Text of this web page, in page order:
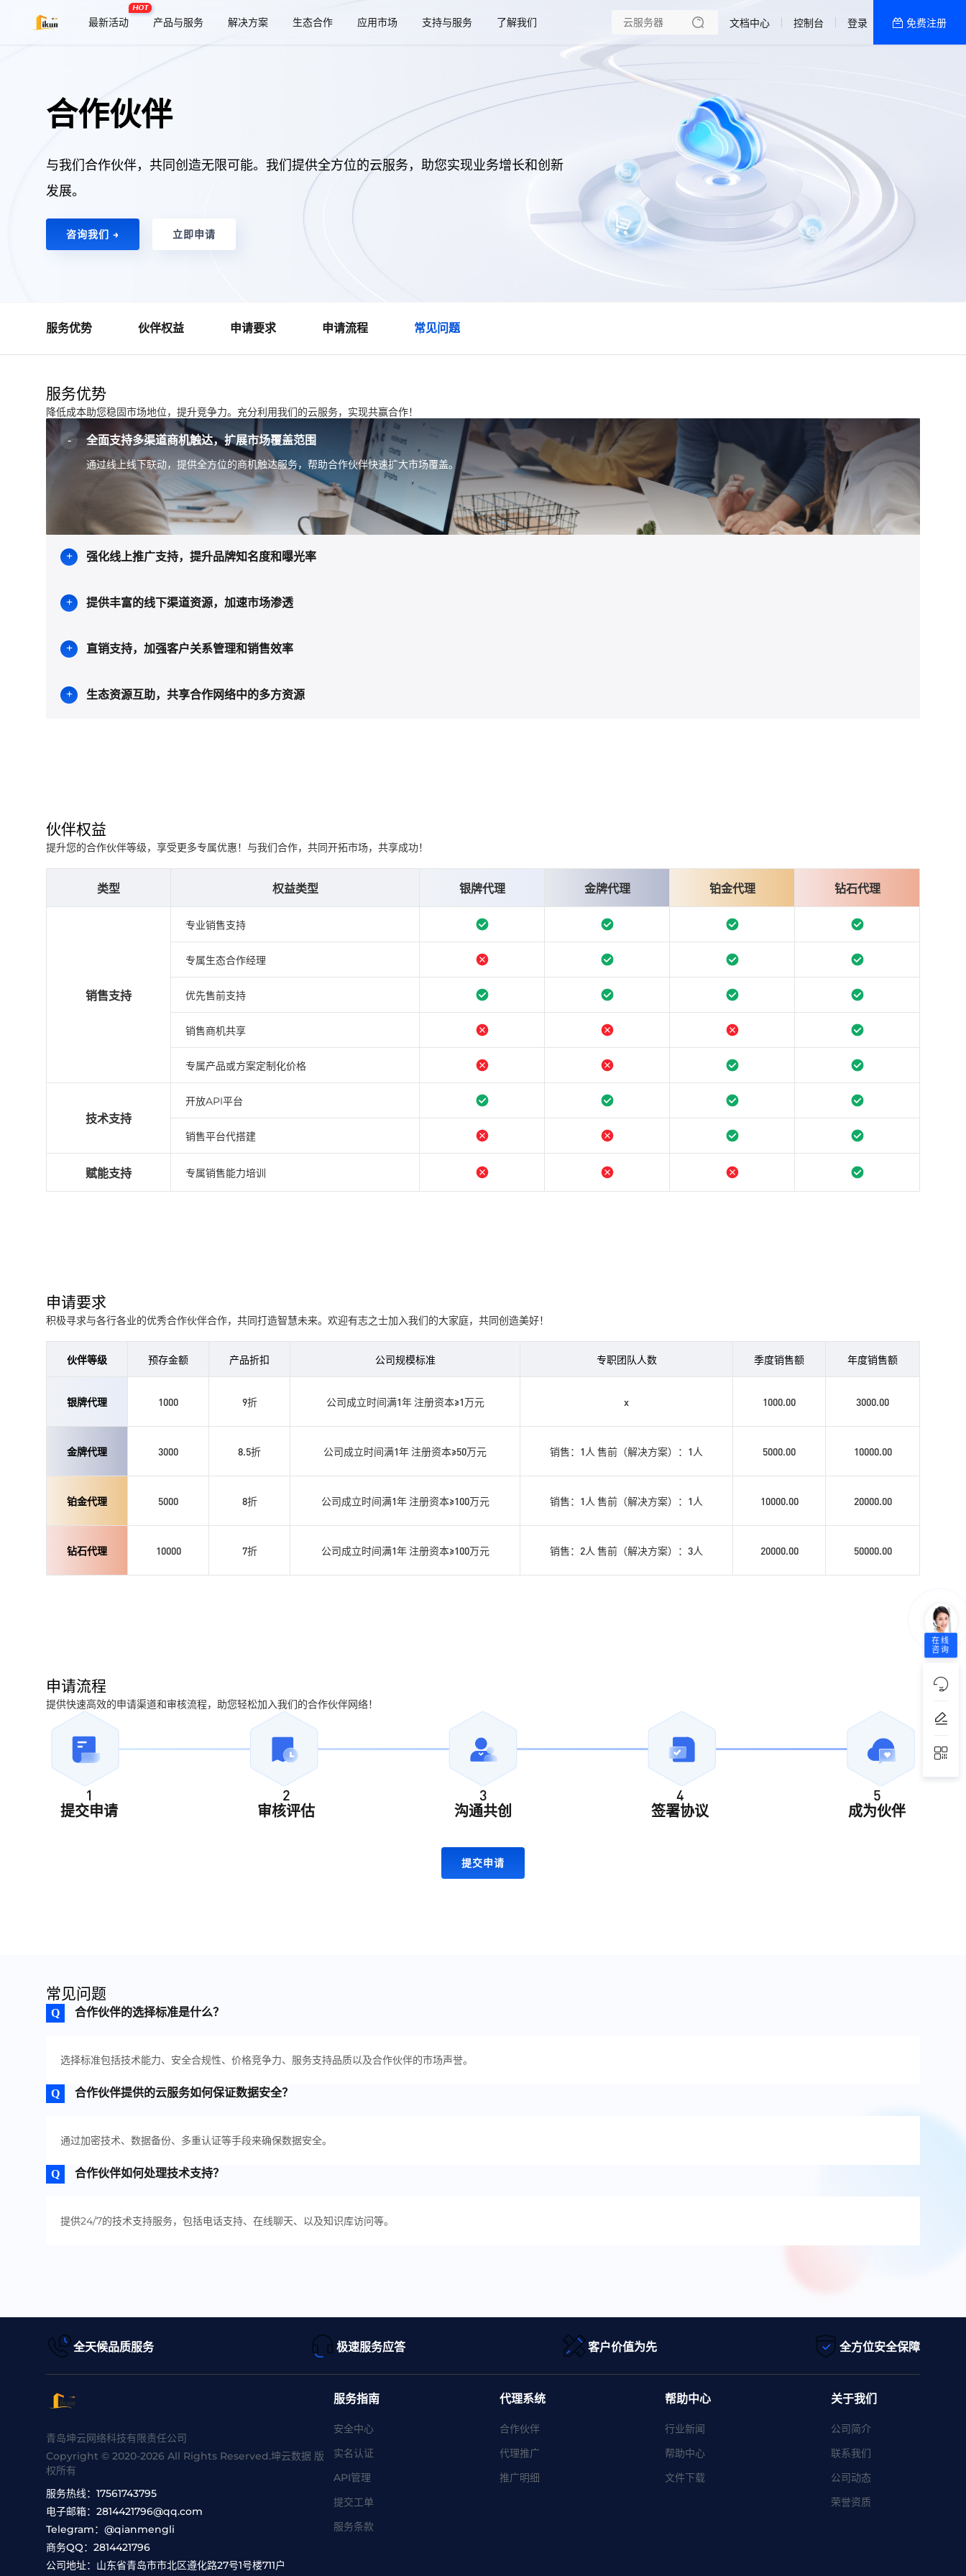
最新活动
HOT
产品与服务 解决方案 生态合作 应用市场 支持与服务
了解我们
热销推荐
文档中心 控制台 登录 免费注册
合作伙伴
与我们合作伙伴，共同创造无限可能。我们提供全方位的云服务，助您实现业务增长和创新
发展。
咨询我们 → 立即申请
服务优势 伙伴权益 申请要求 申请流程 常见问题
服务优势
降低成本助您稳固市场地位，提升竞争力。充分利用我们的云服务，实现共赢合作！
全面支持多渠道商机触达，扩展市场覆盖范围
通过线上线下联动，提供全方位的商机触达服务，帮助合作伙伴快速扩大市场覆盖。
强化线上推广支持，提升品牌知名度和曝光率
提供丰富的线下渠道资源，加速市场渗透
直销支持，加强客户关系管理和销售效率
生态资源互助，共享合作网络中的多方资源
伙伴权益
提升您的合作伙伴等级，享受更多专属优惠！与我们合作，共同开拓市场，共享成功！
类型 权益类型 银牌代理 金牌代理 铂金代理 钻石代理
销售支持
专业销售支持
专属生态合作经理
优先售前支持
销售商机共享
专属产品或方案定制化价格
技术支持
开放API平台
销售平台代搭建
赋能支持 专属销售能力培训
申请要求
积极寻求与各行各业的优秀合作伙伴合作，共同打造智慧未来。欢迎有志之士加入我们的大家庭，共同创造美好！
伙伴等级 预存金额 产品折扣 公司规模标准 专职团队人数 季度销售额 年度销售额
银牌代理 1000 9折 公司成立时间满1年 注册资本≥1万元 x 1000.00 3000.00
金牌代理 3000 8.5折 公司成立时间满1年 注册资本≥50万元 销售：1人 售前（解决方案）：1人 5000.00 10000.00
铂金代理 5000 8折 公司成立时间满1年 注册资本≥100万元 销售：1人 售前（解决方案）：1人 10000.00 20000.00
钻石代理 10000 7折 公司成立时间满1年 注册资本≥100万元 销售：2人 售前（解决方案）：3人 20000.00 50000.00
申请流程
提供快速高效的申请渠道和审核流程，助您轻松加入我们的合作伙伴网络！
1
提交申请
2
审核评估
3
沟通共创
4
签署协议
5
成为伙伴
提交申请
常见问题
合作伙伴的选择标准是什么？
选择标准包括技术能力、安全合规性、价格竞争力、服务支持品质以及合作伙伴的市场声誉。
合作伙伴提供的云服务如何保证数据安全？
通过加密技术、数据备份、多重认证等手段来确保数据安全。
合作伙伴如何处理技术支持？
提供24/7的技术支持服务，包括电话支持、在线聊天、以及知识库访问等。
全天候品质服务 极速服务应答 客户价值为先 全方位安全保障
青岛坤云网络科技有限责任公司
Copyright © 2020-2026 All Rights Reserved.坤云数据 版
权所有
服务热线： 17561743795
电子邮箱： 2814421796@qq.com
Telegram： @qianmengli
商务QQ： 2814421796
公司地址： 山东省青岛市市北区遵化路27号1号楼711户
服务指南
安全中心
实名认证
API管理
提交工单
服务条款
代理系统
合作伙伴
代理推广
推广明细
帮助中心
行业新闻
帮助中心
文件下载
关于我们
公司简介
联系我们
公司动态
荣誉资质
在线
咨询